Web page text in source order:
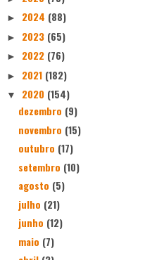
► 2024 (88)
► 2023 (65)
► 2022 (76)
► 2021 (182)
▼ 2020 (154)
dezembro (9)
novembro (15)
outubro (17)
setembro (10)
agosto (5)
julho (21)
junho (12)
maio (7)